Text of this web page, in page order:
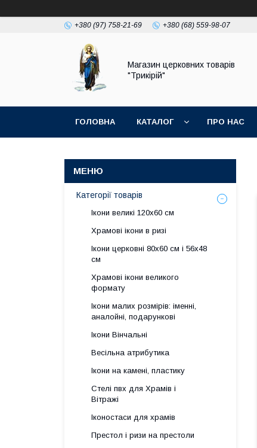
+380 (97) 758-21-69 +380 (68) 559-98-07
Магазин церковних товарів
"Трикірій"
ГОЛОВНА КАТАЛОГ ПРО НАС
Категорії товарів
Ікони великі 120х60 см
Храмові ікони в ризі
Ікони церковні 80х60 см і 56х48
см
Храмові ікони великого
формату
Ікони малих розмірів: іменні,
аналойні, подарункові
Ікони Вінчальні
Весільна атрибутика
Ікони на камені, пластику
Стелі пвх для Храмів і
Вітражі
Іконостаси для храмів
Престол і ризи на престоли